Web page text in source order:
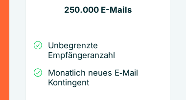
250.000 E-Mails
Unbegrenzte
Empfängeranzahl
Monatlich neues E‑Mail
Kontingent